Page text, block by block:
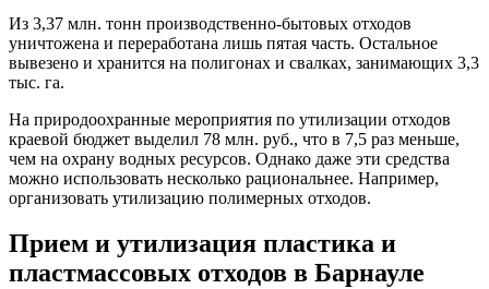
Из 3,37 млн. тонн производственно-бытовых отходов
уничтожена и переработана лишь пятая часть. Остальное
вывезено и хранится на полигонах и свалках, занимающих 3,3
тыс. га.
На природоохранные мероприятия по утилизации отходов
краевой бюджет выделил 78 млн. руб., что в 7,5 раз меньше,
чем на охрану водных ресурсов. Однако даже эти средства
можно использовать несколько рациональнее. Например,
организовать утилизацию полимерных отходов.
Прием и утилизация пластика и
пластмассовых отходов в Барнауле